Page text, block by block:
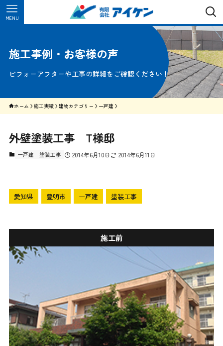
MENU
施工事例・お客様の声
ビフォーアフターや工事の詳細をご確認ください！
ホーム 施工実績 建物カテゴリー 一戸建
外壁塗装工事 T様邸
一戸建 塗装工事 2014年6月10日 2014年6月11日
愛知県 豊明市 一戸建 塗装工事
施工前